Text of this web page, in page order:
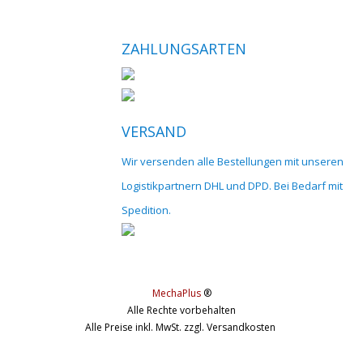
ZAHLUNGSARTEN
VERSAND
Wir versenden alle Bestellungen mit unseren
Logistikpartnern DHL und DPD. Bei Bedarf mit
Spedition.
MechaPlus ®
Alle Rechte vorbehalten
Alle Preise inkl. MwSt. zzgl. Versandkosten